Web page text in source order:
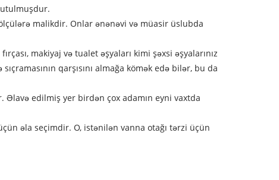
malikdir. Onlar ənənəvi və müasir üslubda
makiyaj və tualet əşyaları kimi şəxsi əşyalarınız
qarşısını almağa kömək edə bilər, bu da
Əlavə edilmiş yer birdən çox adamın eyni vaxtda
əla seçimdir. O, istənilən vanna otağı tərzi üçün